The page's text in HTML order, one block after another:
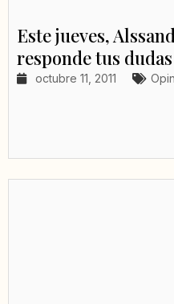
Este jueves,
responde tus
octubre 11, 2011